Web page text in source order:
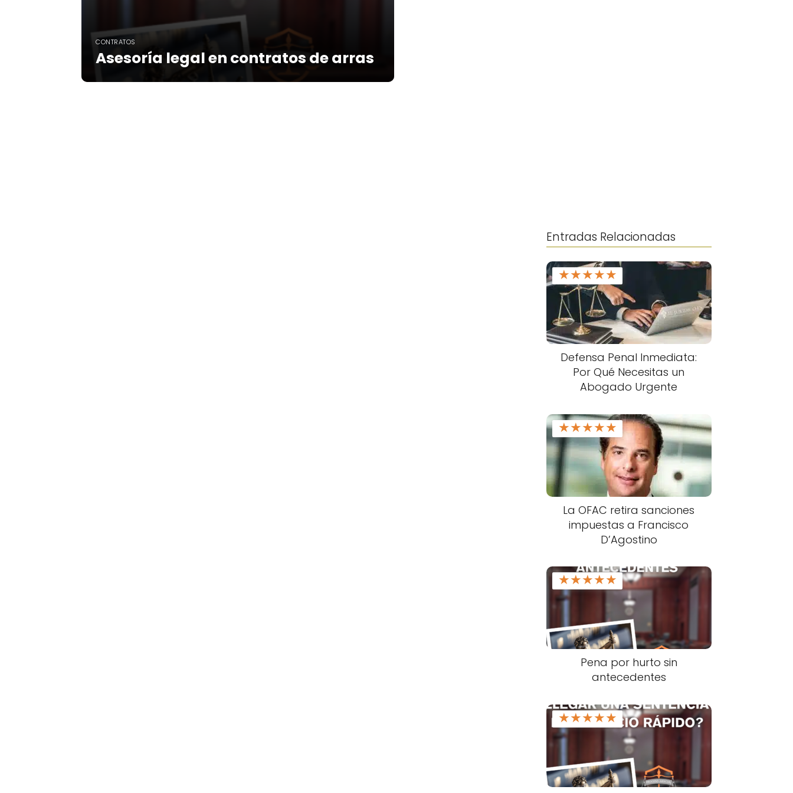
CONTRATOS
Asesoría legal en contratos de arras
Entradas Relacionadas
★★★★★
Defensa Penal Inmediata:
Por Qué Necesitas un
Abogado Urgente
★★★★★
La OFAC retira sanciones
impuestas a Francisco
D’Agostino
★★★★★
Pena por hurto sin
antecedentes
★★★★★